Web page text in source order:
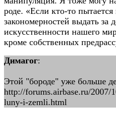
роде. «Если кто-то
закономерностей выдать за
искусственности нашего
кроме собственных
Димагог:
Этой "бороде" уже больше
http://forums.airbase.ru/2007/
luny-i-zemli.html